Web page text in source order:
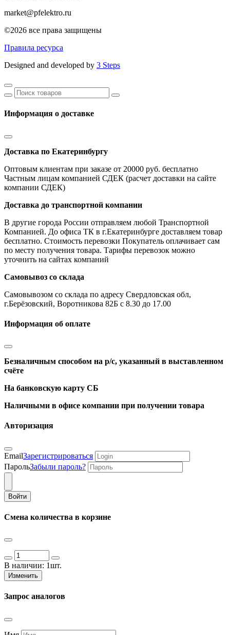
market@pfelektro.ru
©2026 все права защищены
Правила ресурса
Designed and developed by 3 Steps
Информация о доставке
Доставка по Екатеринбургу
Оптовым клиентам при заказе от 20000 руб. бесплатно
Частным лицам компанией СДЕК (расчет доставки на сайте
компании СДЕК)
Доставка до транспортной компании
В другие города России отправляем любой Транспортной
Компанией. До офиса ТК в г.Екатеринбурге доставляем товар
бесплатно. Стоимость перевозки Покупатель оплачивает сам
по месту получения товара. Тарифы перевозок можно
уточнить на сайтах компаний
Самовывоз со склада
Самовывозом со склада по адресу Свердловская обл,
г.Берёзовский, Воротникова 82Б с 8.30 до 17.00
Информация об оплате
Безналичным способом на р/с, указанный в выставленном
счёте
На банковскую карту СБ
Наличными в офисе компании при получении товара
Авторизация
EmailЗарегистрироваться
ПарольЗабыли пароль?
Войти
Смена количества в корзине
В наличии: 1шт.
Изменить
Запрос аналогов